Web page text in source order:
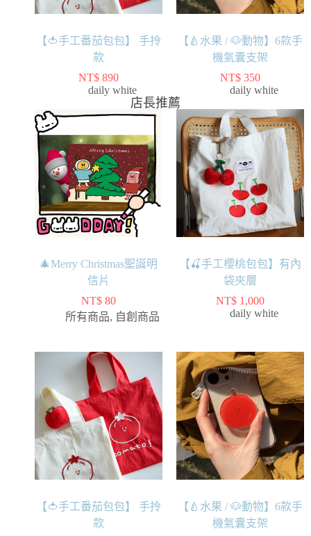
【🍅手工番茄包包】 手拎
款
NT$ 890
daily white
【🍐水果 / 🐶動物】6款手
機氣囊支架
NT$ 350
daily white
店長推薦
🎄Merry Christmas聖誕明
信片
NT$ 80
所有商品, 自創商品
【🍒手工櫻桃包包】有內
袋夾層
NT$ 1,000
daily white
【🍅手工番茄包包】 手拎
款
【🍐水果 / 🐶動物】6款手
機氣囊支架